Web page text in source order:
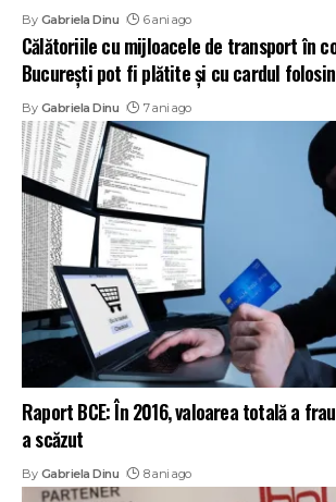
By Gabriela Dinu 6 ani ago
Călătoriile cu mijloacele de transport în
București pot fi plătite și cu cardul
By Gabriela Dinu 7 ani ago
Raport BCE: În 2016, valoarea totală a
a scăzut
By Gabriela Dinu 8 ani ago